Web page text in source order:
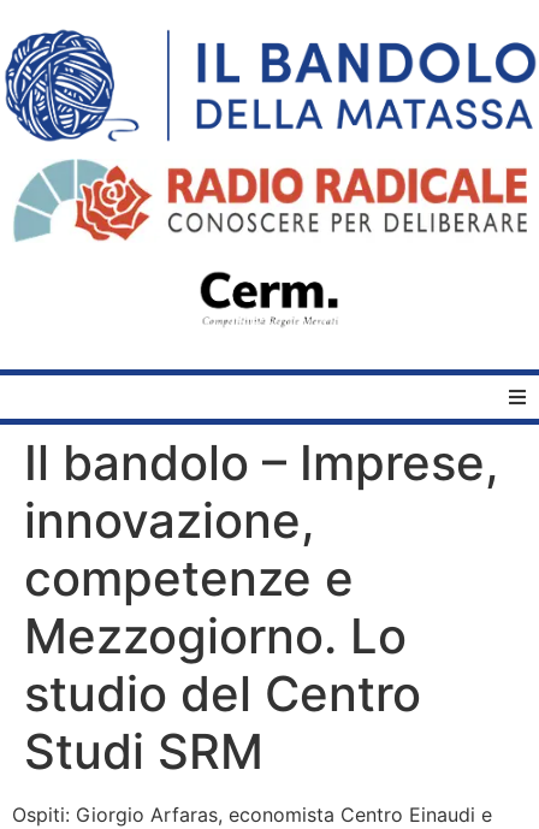
Home
Quelli del Bandolo
Bandolo
Connessioni
Fondazione CERM
Il bandolo – Imprese,
innovazione,
competenze e
Mezzogiorno. Lo
studio del Centro
Studi SRM
Ospiti: Giorgio Arfaras, economista Centro Einaudi e